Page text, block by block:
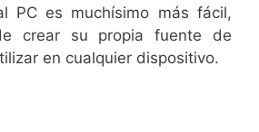
PC es muchísimo más fácil,
crear su propia fuente de
en cualquier dispositivo.